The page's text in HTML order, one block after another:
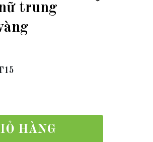
trung
HÀNG